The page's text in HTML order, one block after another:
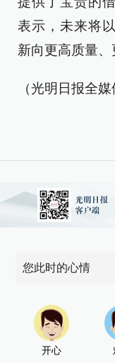
表示，未来将
新向更高质量、
（光明日报全
您此时的心情
开心